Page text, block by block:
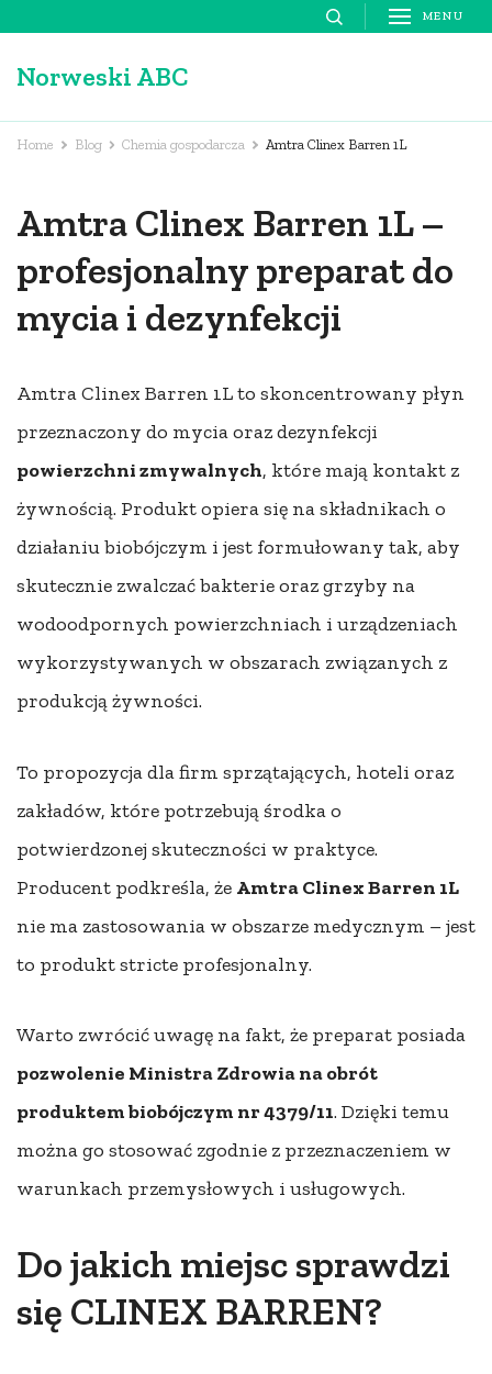
content
Enter)
MENU
Norweski ABC
Home Blog Chemia gospodarcza Amtra Clinex Barren 1L
Amtra Clinex Barren 1L –
profesjonalny preparat do
mycia i dezynfekcji
Amtra Clinex Barren 1L to skoncentrowany płyn
przeznaczony do mycia oraz dezynfekcji
powierzchni zmywalnych, które mają kontakt z
żywnością. Produkt opiera się na składnikach o
działaniu biobójczym i jest formułowany tak, aby
skutecznie zwalczać bakterie oraz grzyby na
wodoodpornych powierzchniach i urządzeniach
wykorzystywanych w obszarach związanych z
produkcją żywności.
To propozycja dla firm sprzątających, hoteli oraz
zakładów, które potrzebują środka o
potwierdzonej skuteczności w praktyce.
Producent podkreśla, że Amtra Clinex Barren 1L
nie ma zastosowania w obszarze medycznym – jest
to produkt stricte profesjonalny.
Warto zwrócić uwagę na fakt, że preparat posiada
pozwolenie Ministra Zdrowia na obrót
produktem biobójczym nr 4379/11. Dzięki temu
można go stosować zgodnie z przeznaczeniem w
warunkach przemysłowych i usługowych.
Do jakich miejsc sprawdzi
się CLINEX BARREN?